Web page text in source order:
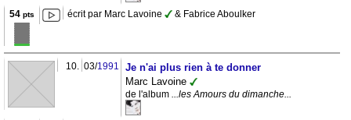
54 pts écrit par Marc Lavoine & Fabrice Aboulker
10. 03/1991
Je n'ai plus rien à te donner
Marc Lavoine
de l'album ...les Amours du dimanche...